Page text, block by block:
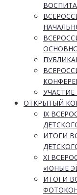
ОТКРЫТЫЙ
IX
ИТОГИ
XI
«ЮНЫЕ
ИТОГИ